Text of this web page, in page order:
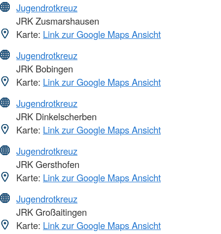
Jugendrotkreuz
JRK Zusmarshausen
Karte: Link zur Google Maps Ansicht
Jugendrotkreuz
JRK Bobingen
Karte: Link zur Google Maps Ansicht
Jugendrotkreuz
JRK Dinkelscherben
Karte: Link zur Google Maps Ansicht
Jugendrotkreuz
JRK Gersthofen
Karte: Link zur Google Maps Ansicht
Jugendrotkreuz
JRK Großaitingen
Karte: Link zur Google Maps Ansicht